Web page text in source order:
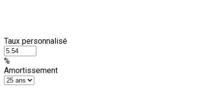
Taux personnalisé
%
Amortissement